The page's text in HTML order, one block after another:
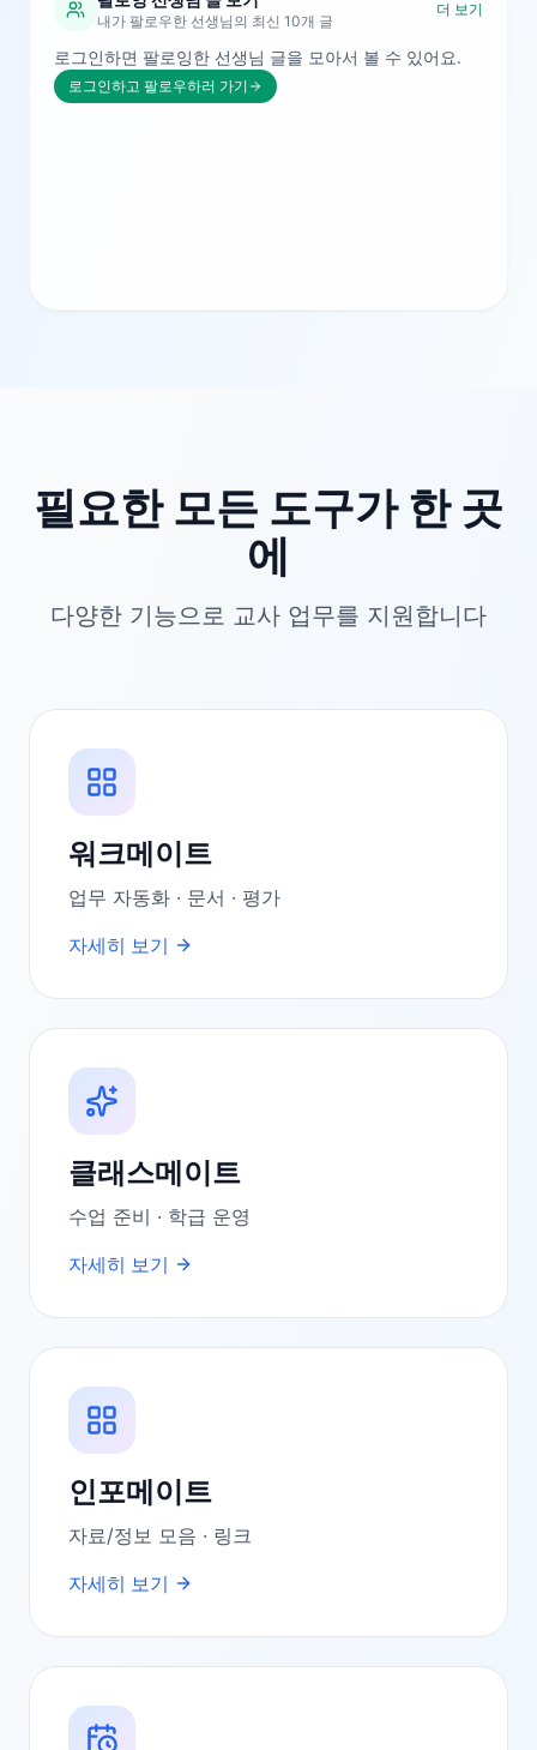
내가 팔로우한 선생님의 최신 10개 글
더 보기
로그인하면 팔로잉한 선생님 글을 모아서 볼 수 있어요.
로그인하고 팔로우하러 가기
필요한 모든 도구가 한 곳
에
다양한 기능으로 교사 업무를 지원합니다
워크메이트
업무 자동화 · 문서 · 평가
자세히 보기
클래스메이트
수업 준비 · 학급 운영
자세히 보기
인포메이트
자료/정보 모음 · 링크
자세히 보기